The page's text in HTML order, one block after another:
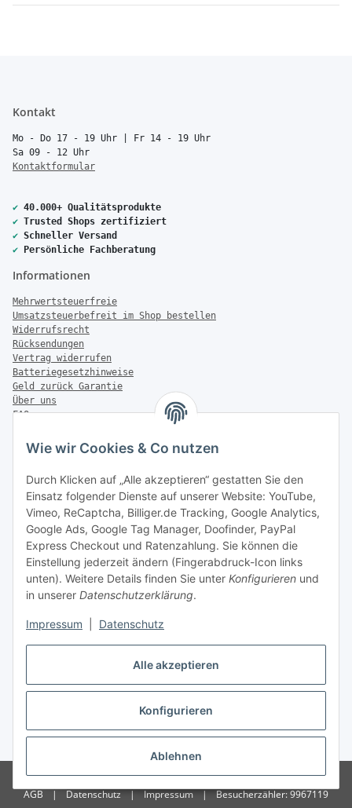
Alle akzeptieren
Konfigurieren
Ablehnen
Wie wir Cookies & Co nutzen
Durch Klicken auf „Alle akzeptieren“ gestatten Sie den
Einsatz folgender Dienste auf unserer Website: YouTube,
Vimeo, ReCaptcha, Billiger.de Tracking, Google Analytics,
Google Ads, Google Tag Manager, Doofinder, PayPal
Express Checkout und Ratenzahlung. Sie können die
Einstellung jederzeit ändern (Fingerabdruck-Icon links
unten). Weitere Details finden Sie unter Konfigurieren und
in unserer Datenschutzerklärung.
Impressum Datenschutz
Kontakt
Mo - Do 17 - 19 Uhr | Fr 14 - 19 Uhr
Sa 09 - 12 Uhr
Kontaktformular
✔ 40.000+ Qualitätsprodukte
✔ Trusted Shops zertifiziert
✔ Schneller Versand
✔ Persönliche Fachberatung
Informationen
Mehrwertsteuerfreie
Umsatzsteuerbefreit im Shop bestellen
Widerrufsrecht
Rücksendungen
Vertrag widerrufen
Batteriegesetzhinweise
Geld zurück Garantie
Über uns
FAQ
Zahlung & Versand
Versandinformationen
Sonstiges
* Alle Preise inkl. gesetzlicher USt., zzgl.Versand
© Copyright 2026 Treise Elektrotechnik – Alle Rechte vorbehalten
|
AGB
| Datenschutz | Impressum | Besucherzähler: 9967119